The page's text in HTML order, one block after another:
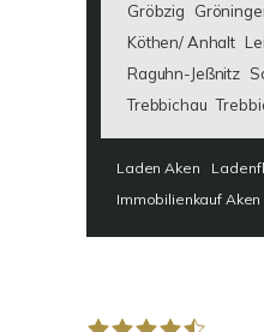
Gröbzig
Köthen/ Anhalt
Raguhn-Jeßnitz
Trebbichau
Laden Aken
Immobilienkauf Aken